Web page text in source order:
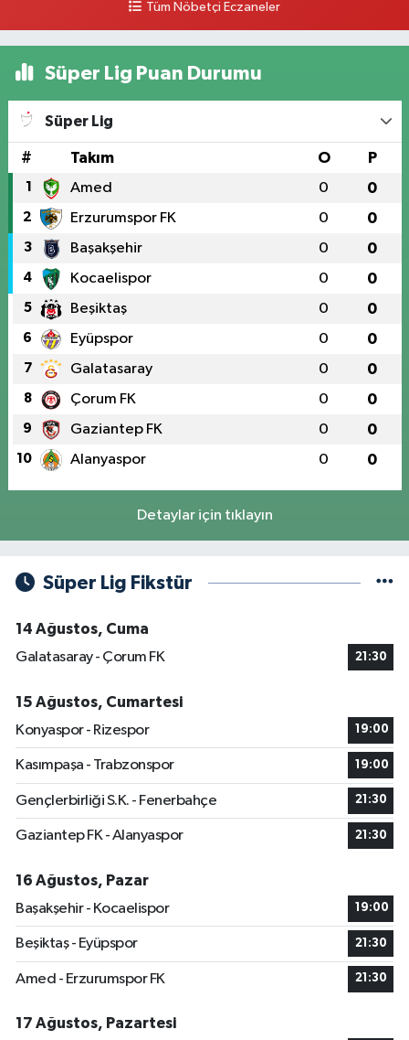
Tüm Nöbetçi Eczaneler
Süper Lig Puan Durumu
Süper Lig
# Takım O P
1 Amed 0 0
2 Erzurumspor FK 0 0
3 Başakşehir 0 0
4 Kocaelispor 0 0
5 Beşiktaş 0 0
6 Eyüpspor 0 0
7 Galatasaray 0 0
8 Çorum FK 0 0
9 Gaziantep FK 0 0
10 Alanyaspor 0 0
Detaylar için tıklayın
Süper Lig Fikstür
14 Ağustos, Cuma
Galatasaray - Çorum FK
21:30
15 Ağustos, Cumartesi
Konyaspor - Rizespor
19:00
Kasımpaşa - Trabzonspor 19:00
Gençlerbirliği S.K. - Fenerbahçe 21:30
Gaziantep FK - Alanyaspor 21:30
16 Ağustos, Pazar
Başakşehir - Kocaelispor
19:00
Beşiktaş - Eyüpspor 21:30
Amed - Erzurumspor FK 21:30
17 Ağustos, Pazartesi